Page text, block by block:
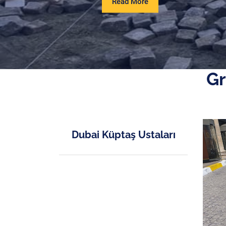
More
Dubai Küptaş Ustaları